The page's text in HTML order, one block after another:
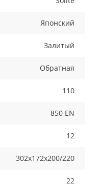
Японский
Залитый
Обратная
110
850 EN
12
302х172х200/220
22